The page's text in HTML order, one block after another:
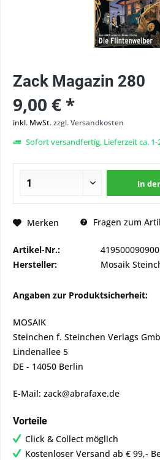
Zack Magazin 280
9,00 € *
inkl. MwSt.zzgl. Versandkosten
Sofort versandfertig, Lieferzeit ca. 1-
In
Merken Fragen zum
Artikel-Nr.:
Hersteller:
Mosaik
Angaben zur Produktsicherheit:
MOSAIK
Steinchen f. Steinchen Verlags
Lindenallee 5
DE - 14050 Berlin
E-Mail: zack@abrafaxe.de
Vorteile
Click & Collect möglich
Kostenloser Versand ab € 99,-